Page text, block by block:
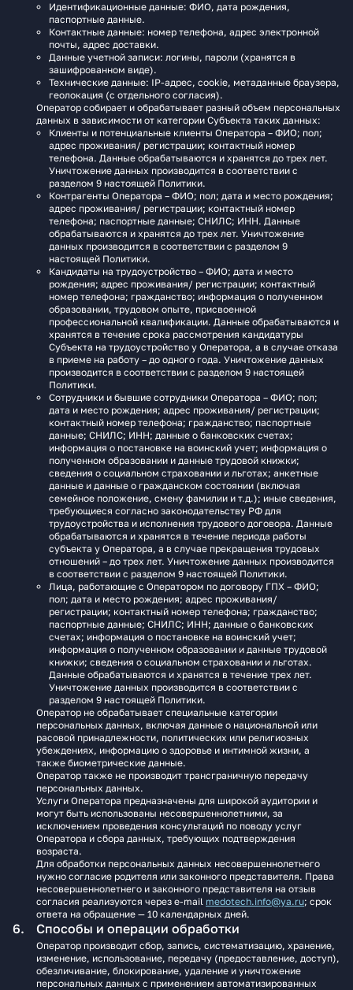
Идентификационные данные: ФИО, дата рождения,
паспортные данные.
Контактные данные: номер телефона, адрес электронной
почты, адрес доставки.
Данные учетной записи: логины, пароли (хранятся в
зашифрованном виде).
Технические данные: IP-адрес, cookie, метаданные браузера,
геолокация (с отдельного согласия).
Оператор собирает и обрабатывает разный объем персональных
данных в зависимости от категории Субъекта таких данных:
Клиенты и потенциальные клиенты Оператора – ФИО; пол;
адрес проживания/ регистрации; контактный номер
телефона. Данные обрабатываются и хранятся до трех лет.
Уничтожение данных производится в соответствии с
разделом 9 настоящей Политики.
Контрагенты Оператора – ФИО; пол; дата и место рождения;
адрес проживания/ регистрации; контактный номер
телефона; паспортные данные; СНИЛС; ИНН. Данные
обрабатываются и хранятся до трех лет. Уничтожение
данных производится в соответствии с разделом 9
настоящей Политики.
Кандидаты на трудоустройство – ФИО; дата и место
рождения; адрес проживания/ регистрации; контактный
номер телефона; гражданство; информация о полученном
образовании, трудовом опыте, присвоенной
профессиональной квалификации. Данные обрабатываются и
хранятся в течение срока рассмотрения кандидатуры
Субъекта на трудоустройство у Оператора, а в случае отказа
в приеме на работу – до одного года. Уничтожение данных
производится в соответствии с разделом 9 настоящей
Политики.
Сотрудники и бывшие сотрудники Оператора – ФИО; пол;
дата и место рождения; адрес проживания/ регистрации;
контактный номер телефона; гражданство; паспортные
данные; СНИЛС; ИНН; данные о банковских счетах;
информация о постановке на воинский учет; информация о
полученном образовании и данные трудовой книжки;
сведения о социальном страховании и льготах; анкетные
данные и данные о гражданском состоянии (включая
семейное положение, смену фамилии и т.д.); иные сведения,
требующиеся согласно законодательству РФ для
трудоустройства и исполнения трудового договора. Данные
обрабатываются и хранятся в течение периода работы
субъекта у Оператора, а в случае прекращения трудовых
отношений – до трех лет. Уничтожение данных производится
в соответствии с разделом 9 настоящей Политики.
Лица, работающие с Оператором по договору ГПХ – ФИО;
пол; дата и место рождения; адрес проживания/
регистрации; контактный номер телефона; гражданство;
паспортные данные; СНИЛС; ИНН; данные о банковских
счетах; информация о постановке на воинский учет;
информация о полученном образовании и данные трудовой
книжки; сведения о социальном страховании и льготах.
Данные обрабатываются и хранятся в течение трех лет.
Уничтожение данных производится в соответствии с
разделом 9 настоящей Политики.
Оператор не обрабатывает специальные категории
персональных данных, включая данные о национальной или
расовой принадлежности, политических или религиозных
убеждениях, информацию о здоровье и интимной жизни, а
также биометрические данные.
Оператор также не производит трансграничную передачу
персональных данных.
Услуги Оператора предназначены для широкой аудитории и
могут быть использованы несовершеннолетними, за
исключением проведения консультаций по поводу услуг
Оператора и сбора данных, требующих подтверждения
возраста.
Для обработки персональных данных несовершеннолетнего
нужно согласие родителя или законного представителя. Права
несовершеннолетнего и законного представителя на отзыв
согласия реализуются через e‑mail medotech.info@ya.ru; срок
ответа на обращение — 10 календарных дней.
Способы и операции обработки
Оператор производит сбор, запись, систематизацию, хранение,
изменение, использование, передачу (предоставление, доступ),
обезличивание, блокирование, удаление и уничтожение
персональных данных с применением автоматизированных